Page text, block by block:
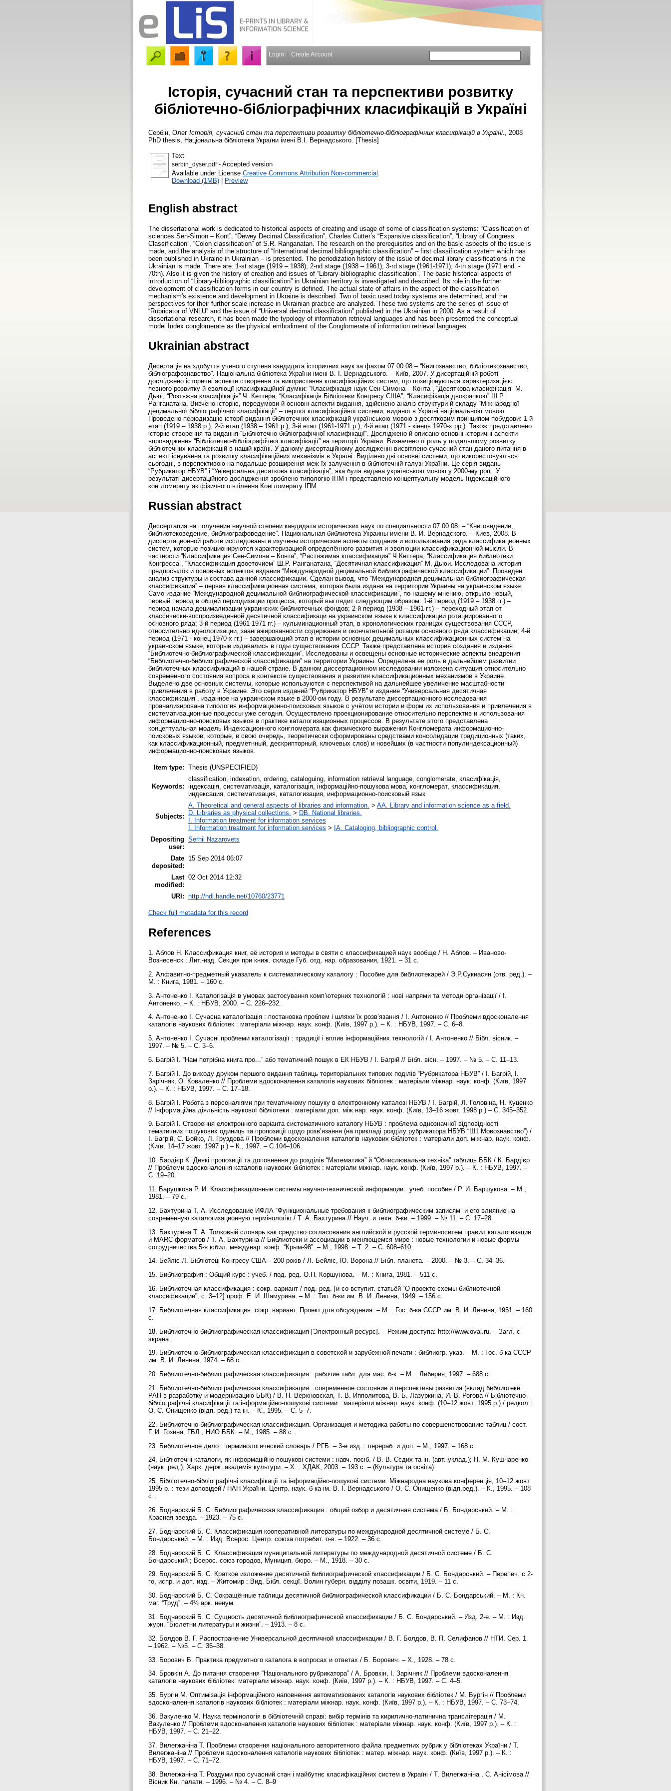
Login Create Account
Історія, сучасний стан та перспективи розвитку
бібліотечно-бібліографічних класифікацій в Україні
Сербін, Олег Історія, сучасний стан та перспективи розвитку бібліотечно-бібліографічних класифікацій в Україні.
, 2008
PhD thesis, Національна бібліотека України імені В.І. Вернадського. [Thesis]
Text
serbin_dyser.pdf- Accepted version
Available under License Creative Commons Attribution Non-commercial
Download (1MB) | Preview
English abstract
The dissertational work is dedicated to historical aspects of creating and usage of some of classification systems: “Classification of
sciences Sen-Simon – Kont”, “Dewey Decimal Classification”, Charles Cutter’s “Expansive classification”, “Library of Congress
Classification”, “Colon classification” of S.R. Ranganatan. The research on the prerequisites and on the basic aspects of the issue is
made, and the analysis of the structure of “International decimal bibliographic classification” – first classification system which has
been published in Ukraine in Ukrainian – is presented. The periodization history of the issue of decimal library classifications in the
Ukrainian is made. There are: 1-st stage (1919 – 1938); 2-nd stage (1938 – 1961); 3-rd stage (1961-1971); 4-th stage (1971 end. -
70th). Also it is given the history of creation and issues of “Library-bibliographic classification”. The basic historical aspects of
introduction of “Library-bibliographic classification” in Ukrainian territory is investigated and described. Its role in the further
development of classification forms in our country is defined. The actual state of affairs in the aspect of the classification
mechanism's existence and development in Ukraine is described. Two of basic used today systems are determined, and the
perspectives for their further scale increase in Ukrainian practice are analyzed. These two systems are the series of issue of
“Rubricator of VNLU” and the issue of “Universal decimal classification” published in the Ukrainian in 2000. As a result of
dissertational research, it has been made the typology of information retrieval languages and has been presented the conceptual
model Index conglomerate as the physical embodiment of the Conglomerate of information retrieval languages.
Ukrainian abstract
Дисертація на здобуття ученого ступеня кандидата історичних наук за фахом 07.00.08 – “Книгознавство, бібліотекознавство,
бібліографознавство”. Національна бібліотека України імені В. І. Вернадського. – Київ, 2007. У дисертаційній роботі
досліджено історичні аспекти створення та використання класифікаційних систем, що позиціонуються характеризацією
певного розвитку й еволюції класифікаційної думки: “Класифікація наук Сен-Симона – Конта”, “Десяткова класифікація” М.
Дьюі, “Розтяжна класифікація” Ч. Кеттера, “Класифікація Бібліотеки Конгресу США”, “Класифікація двокрапкою” Ш.Р.
Ранганатана. Вивчено історію, передумови й основні аспекти видання, здійснено аналіз структури й складу “Міжнародної
децимальної бібліографічної класифікації” – першої класифікаційної системи, виданої в Україні національною мовою.
Проведено періодизацію історії видання бібліотечних класифікацій українською мовою з десятковим принципом побудови: 1-й
етап (1919 – 1938 р.); 2-й етап (1938 – 1961 р.); 3-й етап (1961-1971 р.); 4-й етап (1971 - кінець 1970-х рр.). Також представлено
історію створення та видання “Бібліотечно-бібліографічної класифікації”. Досліджено й описано основні історичні аспекти
впровадження “Бібліотечно-бібліографічної класифікації” на території України. Визначено її роль у подальшому розвитку
бібліотечних класифікацій в нашій країні. У даному дисертаційному дослідженні висвітлено сучасний стан даного питання в
аспекті існування та розвитку класифікаційних механізмів в Україні. Виділено дві основні системи, що використовуються
сьогодні, з перспективою на подальше розширення меж їх залучення в бібліотечній галузі України. Це серія видань
“Рубрикатор НБУВ” і “Універсальна десяткова класифікація”, яка була видана українською мовою у 2000-му році. У
результаті дисертаційного дослідження зроблено типологію ІПМ і представлено концептуальну модель Індексаційного
конгломерату як фізичного втілення Конгломерату ІПМ.
Russian abstract
Диссертация на получение научной степени кандидата исторических наук по специальности 07.00.08. – “Книговедение,
библиотековедение, библиографоведение”. Национальная библиотека Украины имени В. И. Вернадского. – Киев, 2008. В
диссертационной работе исследованы и изучены исторические аспекты создания и использования ряда классификационных
систем, которые позиционируются характеризацией определённого развития и эволюции классификационной мысли. В
частности “Классификация Сен-Симона – Конта”, “Растяжимая классификация” Ч.Кеттера, “Классификация библиотеки
Конгресса”, “Классификация двоеточием” Ш.Р. Ранганатана, “Десятичная классификация” М. Дьюи. Исследована история
предпосылок и основных аспектов издания “Международной децимальной библиографической классификации”. Проведен
анализ структуры и состава данной классификации. Сделан вывод, что “Международная децимальная библиографическая
классификация” – первая классификационная система, которая была издана на территории Украины на украинском языке.
Само издание “Международной децимальной библиографической классификации”, по нашему мнению, открыло новый,
первый период в общей периодизации процесса, который выглядит следующим образом: 1-й период (1919 – 1938 гг.) –
период начала децимализации украинских библиотечных фондов; 2-й период (1938 – 1961 гг.) – переходный этап от
классически-воспроизведенной десятичной классификаци на украинском языке к классификации ротациированного
основного ряда; 3-й период (1961-1971 гг.) – кульминационный этап, в хронологических границах существования СССР,
относительно идеологизации, заангажированности содержания и окончательной ротации основного ряда классификации; 4-й
период (1971 - конец 1970-х гг.) – завершающий этап в истории основных децимальных классификационных систем на
украинском языке, которые издавались в годы существования СССР. Также представлена история создания и издания
“Библиотечно-библиографической классификации”. Исследованы и освещены основные исторические аспекты внедрения
“Библиотечно-библиографической классификации” на территории Украины. Определена ее роль в дальнейшем развитии
библиотечных классификаций в нашей стране. В данном диссертационном исследовании изложена ситуация относительно
современного состояния вопроса в контексте существования и развития классификационных механизмов в Украине.
Выделено две основных системы, которые используются с перспективой на дальнейшее увеличение масштабности
привлечения в работу в Украине. Это серия изданий “Рубрикатор НБУВ” и издание “Универсальная десятичная
классификация”, изданное на украинском языке в 2000-ом году. В результате диссертационного исследования
проанализирована типология информационно-поисковых языков с учётом истории и форм их использования и привлечения в
систематизационные процессы уже сегодня. Осуществлено проекционирование относительно перспектив и использования
информационно-поисковых языков в практике каталогизационных процессов. В результате этого представлена
концептуальная модель Индексационного конгломерата как физического выражения Конгломерата информационно-
поисковых языков, которые, в свою очередь, теоретически сформированы средствами консолидации традиционных (таких,
как классификационный, предметнный, дескрипторный, ключевых слов) и новейших (в частности популиндексационный)
информационно-поисковых языков.
Item type: Thesis (UNSPECIFIED)
Keywords:
classification, indexation, ordering, cataloguing, information retrieval language, conglomerate, класифікація,
індексація, систематизація, каталогізація, інформаційно-пошукова мова, конгломерат, классификация,
индексация, систематизация, каталогизация, информационно-поисковый язык
Subjects:
A. Theoretical and general aspects of libraries and information. > AA. Library and information science as a field.
D. Libraries as physical collections. > DB. National libraries.
I. Information treatment for information services
I. Information treatment for information services > IA. Cataloging, bibliographic control.
Depositing
user:
Serhii Nazarovets
Date
deposited:
15 Sep 2014 06:07
Last
modified:
02 Oct 2014 12:32
URI: http://hdl.handle.net/10760/23771
Check full metadata for this record
References
1. Аблов Н. Классификация книг, её история и методы в святи с классификацией наук вообще / Н. Аблов. – Иваново-
Вознесенск : Лит.-изд. Секция при книж. складе Губ. отд. нар. образования, 1921. – 31 с.
2. Алфавитно-предметный указатель к систематическому каталогу : Пособие для библиотекарей / Э.Р.Сукиасян (отв. ред.). –
М. : Книга, 1981. – 160 с.
3. Антоненко І. Каталогізація в умовах застосування комп’ютерних технологій : нові напрями та методи організації / І.
Антоненко. – К. : НБУВ, 2000. – С. 226–232.
4. Антоненко І. Сучасна каталогізація : постановка проблем і шляхи їх розв’язання / І. Антоненко // Проблеми вдосконалення
каталогів наукових бібліотек : матеріали міжнар. наук. конф. (Київ, 1997 р.). – К. : НБУВ, 1997. – С. 6–8.
5. Антоненко І. Сучасні проблеми каталогізації : традиції і вплив інформаційних технологій / І. Антоненко // Бібл. вісник. –
1997. – № 5. – С. 3–6.
6. Багрій І. “Нам потрібна книга про...” або тематичний пошук в ЕК НБУВ / І. Багрій // Бібл. вісн. – 1997. – № 5. – С. 11–13.
7. Багрій І. До виходу друком першого видання таблиць територіальних типових поділів “Рубрикатора НБУВ” / І. Багрій, І.
Зарічняк, О. Коваленко // Проблеми вдосконалення каталогів наукових бібліотек : матеріали міжнар. наук. конф. (Київ, 1997
р.). – К. : НБУВ, 1997. – С. 17–18.
8. Багрій І. Робота з персоналіями при тематичному пошуку в електронному каталозі НБУВ / І. Багрій, Л. Головіна, Н. Куценко
// Інформаційна діяльність наукової бібліотеки : матеріали доп. між нар. наук. конф. (Київ, 13–16 жовт. 1998 р.) – С. 345–352.
9. Багрій І. Створення електронного варіанта систематичного каталогу НБУВ : проблема однозначної відповідності
тематичних пошукових одиниць та пропозиції щодо розв’язання (на прикладі розділу рубрикатора НБУВ “Ш1 Мовознавство”) /
І. Багрій, С. Бойко, Л. Груздева // Проблеми вдосконалення каталогів наукових бібліотек : матеріали доп. міжнар. наук. конф.
(Київ, 14–17 жовт. 1997 р.) – К., 1997. – С.104–106.
10. Бардієр К. Деякі пропозиції та доповнення до розділів “Математика” й “Обчислювальна техніка” таблиць ББК / К. Бардієр
// Проблеми вдосконалення каталогів наукових бібліотек : матеріали міжнар. наук. конф. (Київ, 1997 р.). – К. : НБУВ, 1997. –
С. 19–20.
11. Барушкова Р. И. Классификационные системы научно-технической информации : учеб. пособие / Р. И. Баршукова. – М.,
1981. – 79 с.
12. Бахтурина Т. А. Исследование ИФЛА “Функциональные требования к библиографическим записям” и его влияние на
современную каталогизационную термінологію / Т. А. Бахтурина // Науч. и техн. б-ки. – 1999. – № 11. – С. 17–28.
13. Бахтурина Т. А. Толковый словарь как средство согласования английской и русской терминоситем правил каталогизации
и MARC-форматов / Т. А. Бахтурина // Библиотеки и ассоциации в меняющемся мире : новые технологии и новые формы
сотрудничества 5-я юбил. междунар. конф. “Крым-98”. – М., 1998. – Т. 2. – С. 608–610.
14. Бейліс Л. Бібліотеці Конгресу США – 200 років / Л. Бейліс, Ю. Ворона // Бібл. планета. – 2000. – № 3. – С. 34–36.
15. Библиография : Общий курс : учеб. / под. ред. О.П. Коршунова. – М. : Книга, 1981. – 511 с.
16. Библиотечная классификация : сокр. вариант / под. ред. [и со вступит. статьёй “О проекте схемы библиотечной
классификации”, с. 3–12] проф. Е. И. Шамурина. – М. : Тип. б-ки им. В. И. Ленина, 1949. – 156 с.
17. Библиотечная классификация: сокр. вариант. Проект для обсуждения. – М. : Гос. б-ка СССР им. В. И. Ленина, 1951. – 160
с.
18. Библиотечно-библиографическая классификация [Электронный ресурс]. – Режим доступа: http://www.oval.ru. – Загл. с
экрана.
19. Библиотечно-библиографическая классификация в советской и зарубежной печати : библиогр. указ. – М. : Гос. б-ка СССР
им. В. И. Ленина, 1974. – 68 с.
20. Библиотечно-библиографическая классификация : рабочие табл. для мас. б-к. – М. : Либерия, 1997. – 688 с.
21. Библиотечно-библиографическая классификация : современное состояние и перспективы развития (вклад библиотеки
РАН в разработку и модернизацию ББК) / В. Н. Верхновская, Т. В. Ипполитова, В. Б. Лазуркина, И. В. Рогова // Бібліотечно-
бібліографічні класифікації та інформаційно-пошукові системи : матеріали міжнар. наук. конф. (10–12 жовт. 1995 р.) / редкол.:
О. С. Онищенко (відп. ред.) та ін. – К., 1995. – С. 5–7.
22. Библиотечно-библиографическая классификация. Организация и методика работы по совершенствованию таблиц / сост.
Г. И. Гозина; ГБЛ , НИО ББК. – М., 1985. – 88 с.
23. Библиотечное дело : терминологический словарь / РГБ. – 3-е изд. : перераб. и доп. – М., 1997. – 168 с.
24. Бібліотечні каталоги, як інформаційно-пошукові системи : навч. посіб. / В. В. Сєдих та ін. (авт.-уклад.); Н. М. Кушнаренко
(наук. ред.); Харк. держ. академія культури. – Х. : ХДАК, 2003. – 193 с. – (Культура та освіта)
25. Бібліотечно-бібліографічні класифікації та інформаційно-пошукові системи. Міжнародна наукова конференція, 10–12 жовт.
1995 р. : тези доповідей / НАН України. Центр. наук. б-ка ім. В. І. Вернадського / О. С. Онищенко (відп.ред.). – К., 1995. – 108
с.
26. Боднарский Б. С. Библиографическая классификация : общий озбор и десятичная система / Б. Бондарський. – М. :
Красная звезда. – 1923. – 75 с.
27. Боднарский Б. С. Классификация кооперативной литературы по международной десятичной системе / Б. C.
Бондарський. – М. : Изд. Всерос. Центр. союза потребит. о-в. – 1922. – 36 с.
28. Боднарский Б. С. Классификация муниципальной литературы по международной десятичной системе / Б. C.
Бондарський ; Всерос. союз городов, Муницип. бюро. – М., 1918. – 30 с.
29. Боднарский Б. С. Краткое изложение десятичной библиографической классификации / Б. C. Бондарський. – Перепеч. с 2-
го, испр. и доп. изд. – Житомир : Вид. Бібл. секції. Волин губерн. відділу позашк. освіти, 1919. – 11 с.
30. Боднарский Б. С. Сокращённые таблицы десятичной библиографической классификации / Б. C. Бондарський. – М. : Кн.
маг. “Труд”. – 4½ арк. ненум.
31. Боднарский Б. С. Сущность десятичной библиографической классификации / Б. C. Бондарський. – Изд. 2-е. – М. : Изд.
журн. “Бюлетни литературы и жизни”. – 1913. – 8 с.
32. Болдов В. Г. Распостранение Универсальной десятичной классификации / В. Г. Болдов, В. П. Селифанов // НТИ. Сер. 1.
– 1962. – №5. – С. 36–38.
33. Борович Б. Практика предметного каталога в вопросах и ответах / Б. Борович. – Х., 1928. – 78 с.
34. Бровкін А. До питання створення “Національного рубрикатора” / А. Бровкін, І. Зарічняк // Проблеми вдосконалення
каталогів наукових бібліотек: матеріали міжнар. наук. конф. (Київ, 1997 р.). – К. : НБУВ, 1997. – С. 4–5.
35. Бургін М. Оптимізація інформаційного наповнення автоматизованих каталогів наукових бібліотек / М. Бургін // Проблеми
вдосконалення каталогів наукових бібліотек : матеріали міжнар. наук. конф. (Київ, 1997 р.). – К. : НБУВ, 1997. – С. 73–74.
36. Вакуленко М. Наука термінологія в бібліотечній справі: вибір термінів та кирилично-латинична транслітерація / М.
Вакуленко // Проблеми вдосконалення каталогів наукових бібліотек : матеріали міжнар. наук. конф. (Київ, 1997 р.). – К. :
НБУВ, 1997. – С. 21–22.
37. Вилегжаніна Т. Проблеми створення національного авторитетного файла предметних рубрик у бібліотеках України / Т.
Вилегжаніна // Проблеми вдосконалення каталогів наукових бібліотек : матер. міжнар. наук. конф. (Київ, 1997 р.). – К. :
НБУВ, 1997. – С. 71–72.
38. Вилегжаніна Т. Роздуми про сучасний стан і майбутнє класифікаційних систем в Україні / Т. Вилегжаніна , C. Анісімова //
Вісник Кн. палати. – 1996. – № 4. – С. 8–9